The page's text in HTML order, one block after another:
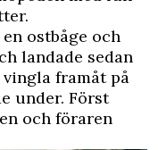
ostbåge och
landade sedan
framåt på
under. Först
och föraren